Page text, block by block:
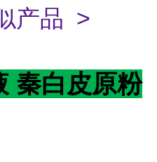
产品 >
秦白皮原粉